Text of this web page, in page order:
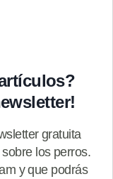
gratuita
los perros.
y que podrás